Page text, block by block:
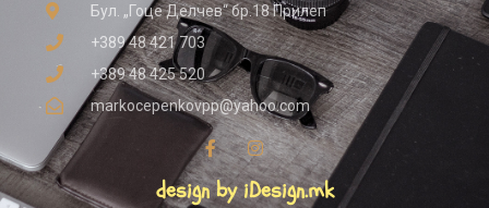
Бул. „Гоце Делчев“ бр.18 Прилеп
+389 48 421 703
+389 48 425 520
markocepenkovpp@yahoo.com
design by iDesign.mk